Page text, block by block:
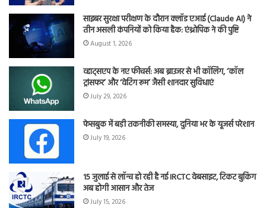
साइबर सुरक्षा परीक्षण के दौरान क्लॉड एआई (Claude AI) ने
तीन असली कंपनियों को किया हैक: एंथ्रोपिक ने की पुष्टि
August 1, 2026
व्हाट्सएप के नए फीचर्स: अब ब्राउजर से भी कॉलिंग, ‘कॉल
ट्रांसफर’ और ‘वेटिंग रूम’ जैसी शानदार सुविधाएं
July 29, 2026
फेसबुक में बड़ी तकनीकी समस्या, दुनिया भर के यूजर्स परेशान
July 19, 2026
15 जुलाई से लॉन्च हो रही है नई IRCTC वेबसाइट, टिकट बुकिंग
अब होगी आसान और तेज
July 15, 2026